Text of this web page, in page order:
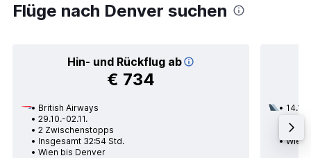
Flüge nach Denver suchen
Hin- und Rückflug ab
€ 734
British Airways
29.10.-02.11.
2 Zwischenstopps
Insgesamt 32:54 Std.
Wien bis Denver
14.10.
Wien